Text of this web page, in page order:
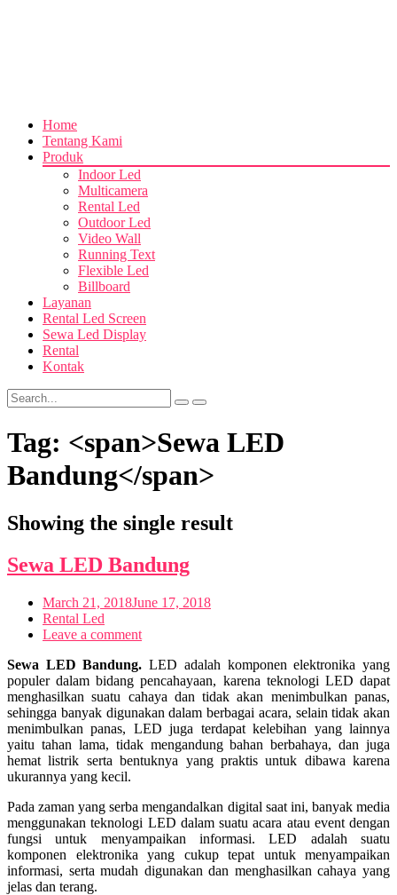
Home
Tentang Kami
Produk
Indoor Led
Multicamera
Rental Led
Outdoor Led
Video Wall
Running Text
Flexible Led
Billboard
Layanan
Rental Led Screen
Sewa Led Display
Rental
Kontak
Toggle
Search
Search
for:
CancelSearch
Tag: <span>Sewa LED
Bandung</span>
Showing the single result
Sewa LED Bandung
March 21, 2018June 17, 2018
Rental Led
Leave a comment
Sewa LED Bandung.LED adalah komponen elektronika yang
populer dalam bidang pencahayaan, karena teknologi LED dapat
menghasilkan suatu cahaya dan tidak akan menimbulkan panas,
sehingga banyak digunakan dalam berbagai acara, selain tidak akan
menimbulkan panas, LED juga terdapat kelebihan yang lainnya
yaitu tahan lama, tidak mengandung bahan berbahaya, dan juga
hemat listrik serta bentuknya yang praktis untuk dibawa karena
ukurannya yang kecil.
Pada zaman yang serba mengandalkan digital saat ini, banyak media
menggunakan teknologi LED dalam suatu acara atau event dengan
fungsi untuk menyampaikan informasi. LED adalah suatu
komponen elektronika yang cukup tepat untuk menyampaikan
informasi, serta mudah digunakan dan menghasilkan cahaya yang
jelas dan terang.